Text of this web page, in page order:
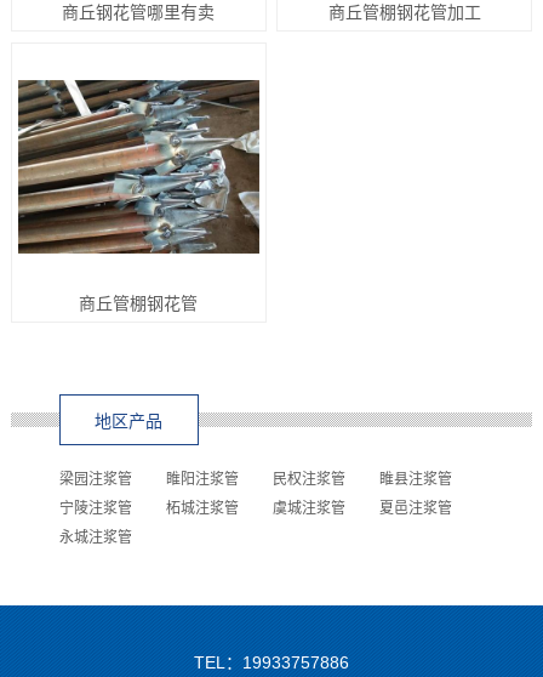
商丘钢花管哪里有卖 商丘管棚钢花管加工
商丘管棚钢花管
地区产品
梁园注浆管 睢阳注浆管 民权注浆管
睢县注浆管
宁陵注浆管
柘城注浆管 虞城注浆管
夏邑注浆管
永城注浆管
TEL：19933757886